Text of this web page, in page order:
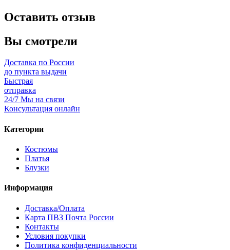
Оставить отзыв
Вы смотрели
Доставка по России
до пункта выдачи
Быстрая
отправка
24/7 Мы на связи
Консультация онлайн
Категории
Костюмы
Платья
Блузки
Информация
Доставка/Оплата
Карта ПВЗ Почта России
Контакты
Условия покупки
Политика конфиденциальности